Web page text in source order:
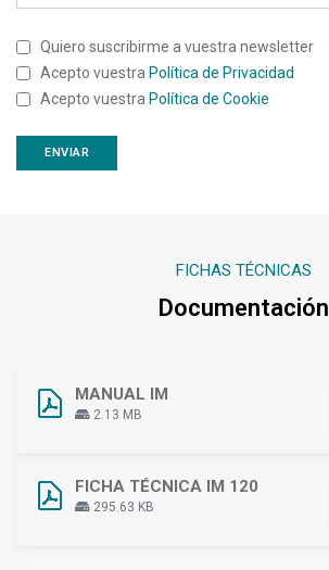
Quiero suscribirme a vuestra newsletter
Acepto vuestra Política de Privacidad
Acepto vuestra Política de Cookie
FICHAS TÉCNICAS
Documentación
MANUAL IM
2.13 MB
FICHA TÉCNICA IM 120
295.63 KB